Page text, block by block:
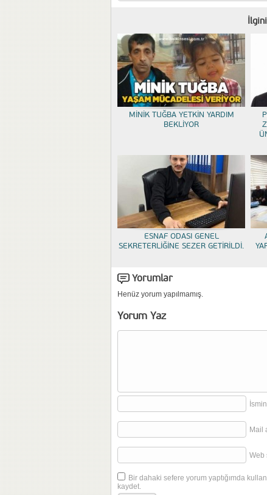
MİNİK TUĞBA YETKİN YARDIM
BEKLİYOR
ESNAF ODASI GENEL
SEKRETERLİĞİNE SEZER GETİRİLDİ.
Yorumlar
Henüz yorum yapılmamış.
Yorum Yaz
Mail
Web
Bir dahaki sefere yorum yaptığımda
kaydet.